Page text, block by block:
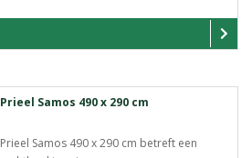
Prieel Samos 490 x 290 cm
Prieel Samos 490 x 290 cm betreft een